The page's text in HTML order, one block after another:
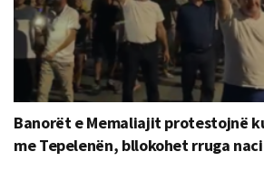
Banorët e Memaliajit protestojnë
me Tepelenën, bllokohet rruga